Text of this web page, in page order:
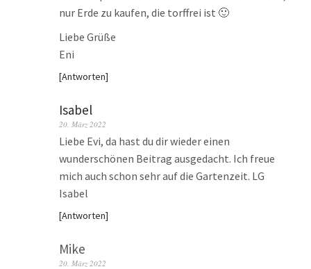
nur Erde zu kaufen, die torffrei ist 🙂
Liebe Grüße
Eni
Antworten
Isabel
20. März 2022
Liebe Evi, da hast du dir wieder einen
wunderschönen Beitrag ausgedacht. Ich freue
mich auch schon sehr auf die Gartenzeit. LG
Isabel
Antworten
Mike
20. März 2022